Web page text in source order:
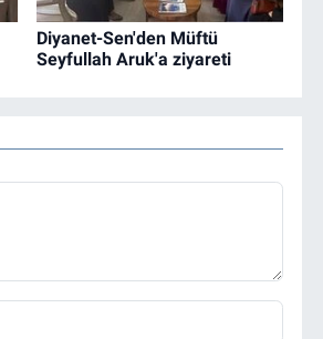
Diyanet-Sen'den Müftü
Seyfullah Aruk'a ziyareti